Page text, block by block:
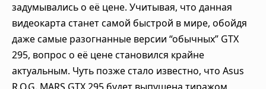
задумывались о её цене. Учитывая, что данная
видеокарта станет самой быстрой в мире, обойдя
даже самые разогнанные версии “обычных” GTX
295, вопрос о её цене становился крайне
актуальным. Чуть позже стало известно, что Asus